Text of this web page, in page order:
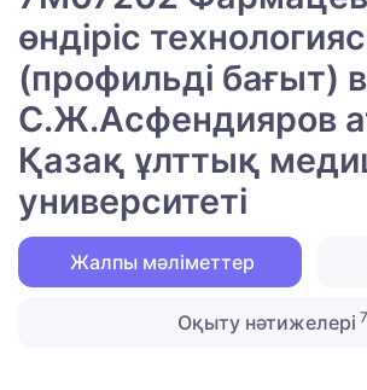
өндіріс
(профильді бағыт) в
С.Ж.Асфендияров
Қазақ ұлттық
университеті
Жалпы мәліметтер
Оқыту нәтижелері 7